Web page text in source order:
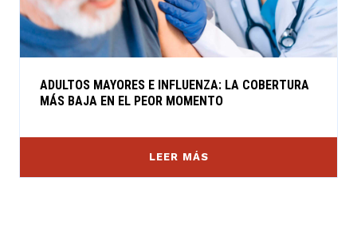
ADULTOS MAYORES E INFLUENZA: LA COBERTURA
MÁS BAJA EN EL PEOR MOMENTO
LEER MÁS